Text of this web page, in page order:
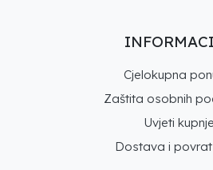
Cjelokupna
Zaštita osobnih
Uvjeti kupnje
Dostava i